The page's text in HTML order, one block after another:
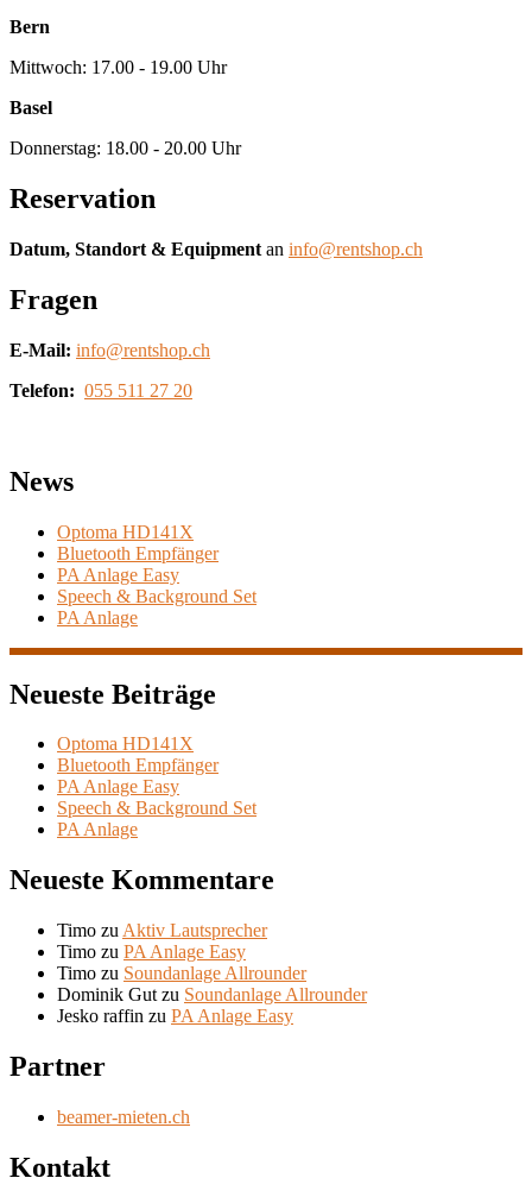
Bern
Mittwoch: 17.00 - 19.00 Uhr
Basel
Donnerstag: 18.00 - 20.00 Uhr
Reservation
Datum, Standort & Equipment an info@rentshop.ch
Fragen
E-Mail: info@rentshop.ch
Telefon: 055 511 27 20
News
Optoma HD141X
Bluetooth Empfänger
PA Anlage Easy
Speech & Background Set
PA Anlage
Neueste Beiträge
Optoma HD141X
Bluetooth Empfänger
PA Anlage Easy
Speech & Background Set
PA Anlage
Neueste Kommentare
Timo zu Aktiv Lautsprecher
Timo zu PA Anlage Easy
Timo zu Soundanlage Allrounder
Dominik Gut zu Soundanlage Allrounder
Jesko raffin zu PA Anlage Easy
Partner
beamer-mieten.ch
Kontakt